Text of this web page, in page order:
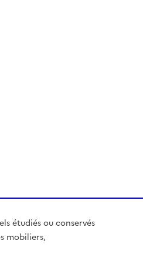
étudiés ou conservés
mobiliers,